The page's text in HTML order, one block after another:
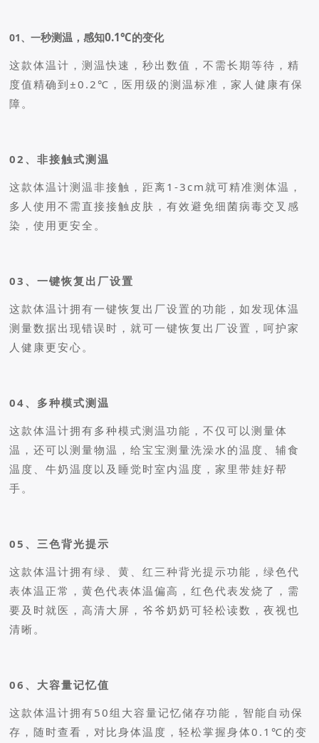
01、一秒测温，感知0.1℃的变化
这款体温计，测温快速，秒出数值，不需长期等待，精
度值精确到±0.2℃，医用级的测温标准，家人健康有保
障。
02、非接触式测温
这款体温计测温非接触，距离1-3cm就可精准测体温，
多人使用不需直接接触皮肤，有效避免细菌病毒交叉感
染，使用更安全。
03、一键恢复出厂设置
这款体温计拥有一键恢复出厂设置的功能，如发现体温
测量数据出现错误时，就可一键恢复出厂设置，呵护家
人健康更安心。
04、多种模式测温
这款体温计拥有多种模式测温功能，不仅可以测量体
温，还可以测量物温，给宝宝测量洗澡水的温度、辅食
温度、牛奶温度以及睡觉时室内温度，家里带娃好帮
手。
05、三色背光提示
这款体温计拥有绿、黄、红三种背光提示功能，绿色代
表体温正常，黄色代表体温偏高，红色代表发烧了，需
要及时就医，高清大屏，爷爷奶奶可轻松读数，夜视也
清晰。
06、大容量记忆值
这款体温计拥有50组大容量记忆储存功能，智能自动保
存，随时查看，对比身体温度，轻松掌握身体0.1℃的变